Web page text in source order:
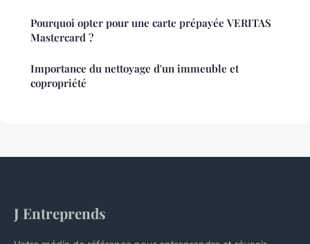
Pourquoi opter pour une carte prépayée VERITAS
Mastercard ?
Importance du nettoyage d'un immeuble et
copropriété
J Entreprends